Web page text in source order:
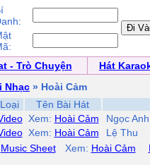
- Trò Chuyện
Hát
Nhạc » Hoài Cảm
Loại
Tên Bài Hát
Xem: Hoài Cảm
Ngọc
Xem: Hoài Cảm
Lệ Thu
Music Sheet
Xem: Hoài Cảm